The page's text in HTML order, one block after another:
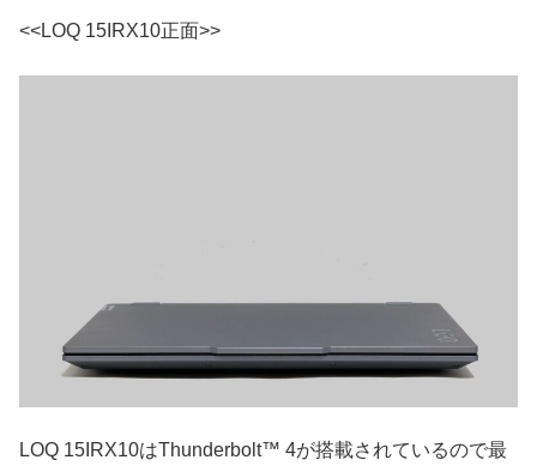
<<LOQ 15IRX10正面>>
LOQ 15IRX10はThunderbolt™ 4が搭載されているので最